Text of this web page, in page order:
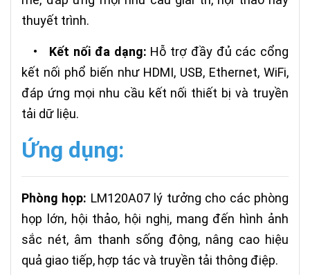
thuyết trình.
• Kết nối đa dạng: Hỗ trợ đầy đủ các cổng
kết nối phổ biến như HDMI, USB, Ethernet, WiFi,
đáp ứng mọi nhu cầu kết nối thiết bị và truyền
tải dữ liệu.
Ứng dụng:
Phòng họp: LM120A07 lý tưởng cho các phòng
họp lớn, hội thảo, hội nghị, mang đến hình ảnh
sắc nét, âm thanh sống động, nâng cao hiệu
quả giao tiếp, hợp tác và truyền tải thông điệp.